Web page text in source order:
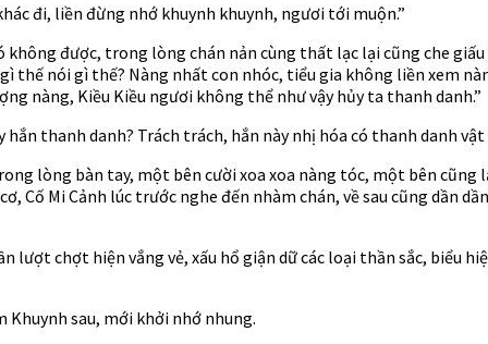
đi, liền đừng nhớ khuynh khuynh, ngươi tới muộn.”
được, trong lòng chán nản cùng thất lạc lại cũng che
thế nói gì thế? Nàng nhất con nhóc, tiểu gia không liền xem
nàng, Kiều Kiều ngươi không thể như vậy hủy ta thanh danh.”
thanh danh? Trách trách, hắn này nhị hóa có thanh danh
lòng bàn tay, một bên cười xoa xoa nàng tóc, một bên cũng
Mi Cảnh lúc trước nghe đến nhàm chán, về sau cũng dần
lượt chợt hiện vắng vẻ, xấu hổ giận dữ các loại thần sắc, biểu
sau, mới khởi nhớ nhung.